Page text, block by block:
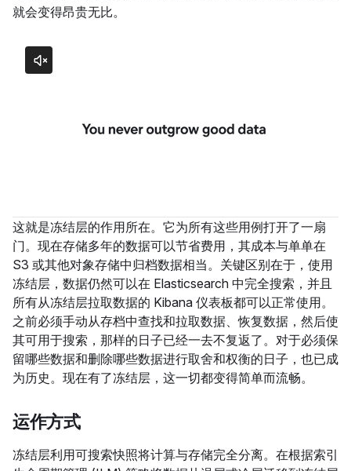
就会变得昂贵无比。
这就是冻结层的作用所在。它为所有这些用例打开了一扇
门。现在存储多年的数据可以节省费用，其成本与单单在
S3 或其他对象存储中归档数据相当。关键区别在于，使用
冻结层，数据仍然可以在 Elasticsearch 中完全搜索，并且
所有从冻结层拉取数据的 Kibana 仪表板都可以正常使用。
之前必须手动从存档中查找和拉取数据、恢复数据，然后使
其可用于搜索，那样的日子已经一去不复返了。对于必须保
留哪些数据和删除哪些数据进行取舍和权衡的日子，也已成
为历史。现在有了冻结层，这一切都变得简单而流畅。
运作方式
冻结层利用可搜索快照将计算与存储完全分离。在根据索引